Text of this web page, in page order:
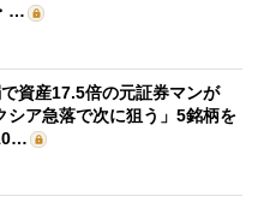
…
で資産17.5倍の元証券マンが
シア急落で次に狙う」5銘柄を